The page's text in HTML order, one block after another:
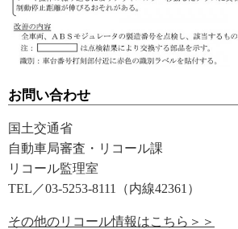
お問い合わせ
国土交通省
自動車局審査・リコール課
リコール監理室
TEL／03-5253-8111（内線42361）
その他のリコール情報はこちら＞＞